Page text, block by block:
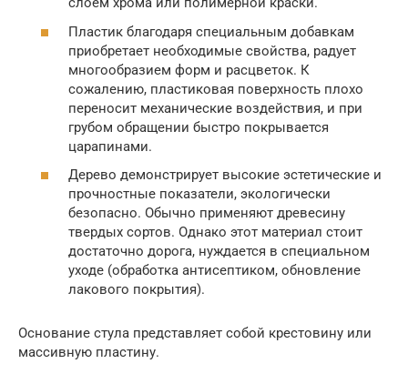
Пластик благодаря специальным добавкам
приобретает необходимые свойства, радует
многообразием форм и расцветок. К
сожалению, пластиковая поверхность плохо
переносит механические воздействия, и при
грубом обращении быстро покрывается
царапинами.
Дерево демонстрирует высокие эстетические и
прочностные показатели, экологически
безопасно. Обычно применяют древесину
твердых сортов. Однако этот материал стоит
достаточно дорога, нуждается в специальном
уходе (обработка антисептиком, обновление
лакового покрытия).
Основание стула представляет собой крестовину или
массивную пластину.